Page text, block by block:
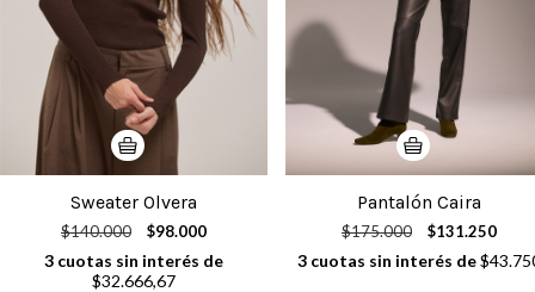
Sweater Olvera
$140.000 $98.000
3 cuotas sin interés de
$32.666,67
Pantalón Caira
$175.000 $131.250
3 cuotas sin interés de